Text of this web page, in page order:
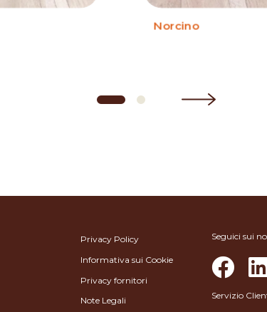
Norcino
Privacy Policy
Informativa sui Cookie
Privacy fornitori
Note Legali
Seguici sui
Servizio